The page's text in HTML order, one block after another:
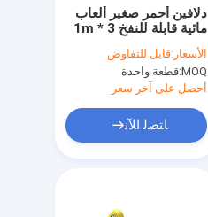
دلافين أحمر صغير ألعاب
مائية قابلة للنفخ 3 * 1m
للحديقة
الأسعار:قابل للتفاوض
MOQ: قطعة واحدة
أحصل على آخر سعر
ﺎﺘﺼﻟ ﺍﻶﻧ